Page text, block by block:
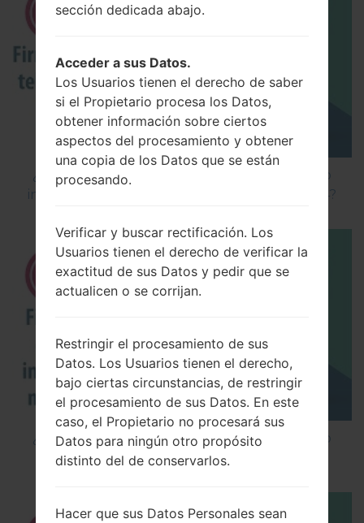
¿Cómo instalar Firmware Oficial en el teléfono
inteligente de LG mediante LG Flash Tool 2014?
¿Cómo instalar Firmware Oficial en el teléfono
inteligente de LG mediante LG UP?
sección dedicada abajo.
Acceder a sus Datos.
Los Usuarios tienen el derecho de saber
si el Propietario procesa los Datos,
obtener información sobre ciertos
aspectos del procesamiento y obtener
una copia de los Datos que se están
procesando.
Verificar y buscar rectificación. Los
Usuarios tienen el derecho de verificar la
exactitud de sus Datos y pedir que se
actualicen o se corrijan.
Restringir el procesamiento de sus
Datos. Los Usuarios tienen el derecho,
bajo ciertas circunstancias, de restringir
el procesamiento de sus Datos. En este
caso, el Propietario no procesará sus
Datos para ningún otro propósito
distinto del de conservarlos.
Hacer que sus Datos Personales sean